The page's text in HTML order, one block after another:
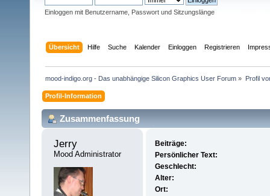
Einloggen mit Benutzername, Passwort und Sitzungslänge
Übersicht Hilfe Suche Kalender Einloggen Registrieren
mood-indigo.org - Das unabhängige Silicon Graphics User Forum » Profil
Profil-Information
Zusammenfassung
Jerry
Mood Administrator
Beiträge:
Persönlicher Text:
Geschlecht:
Alter:
Ort: